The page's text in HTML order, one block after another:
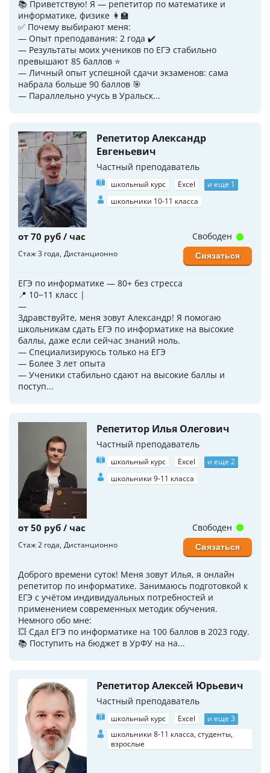
📚 Приветствую! Я — репетитор по математике и
информатике, физике 👩‍🏫
✅ Почему выбирают меня:
— Опыт преподавания: 2 года ✔️
— Результаты моих учеников по ЕГЭ стабильно
превышают 85 баллов ⭐️
— Личный опыт успешной сдачи экзаменов: сама
набрала больше 90 баллов 🎯
— Параллельно учусь в Уральск...
Репетитор Александр
Евгеньевич
Частный преподаватель
школьный курс Excel
и еще 1
школьники 10-11 класса
от 70 руб / час
Стаж 3 года Дистанционно
ЕГЭ по информатике — 80+ без стресса
📍 10−11 класс |
—
Здравствуйте, меня зовут Александр! Я помогаю
школьникам сдать ЕГЭ по информатике на высокие
баллы, даже если сейчас знаний ноль.
— Специализируюсь только на ЕГЭ
— Более 3 лет опыта
— Ученики стабильно сдают на высокие баллы и
поступ...
Свободен
Связаться
Репетитор Илья Олегович
Частный преподаватель
школьный курс Excel
и еще 2
школьники 9-11 класса
от 50 руб / час
Стаж 2 года Дистанционно
Добpого времени суток! Меня зовут Илья, я онлайн
репетитор по информатике. Занимаюсь подготовкой к
ЕГЭ с учётом индивидуальных потребностей и
применением современных методик обучения.
Немного обо мне:
💥 Сдал ЕГЭ по информатике на 100 баллов в 2023 году.
📚 Поступить на бюджет в УрФУ на на...
Свободен
Связаться
Репетитор Алексей Юрьевич
Частный преподаватель
школьный курс Excel
и еще 3
школьники 8-11 класса, студенты,
взрослые